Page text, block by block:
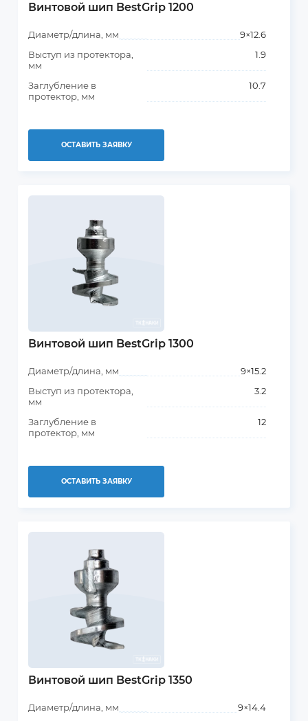
Винтовой шип BestGrip 1200
Диаметр/длина, мм
9×12.6
Выступ из протектора,
мм
1.9
Заглубление в
протектор, мм
10.7
ОСТАВИТЬ ЗАЯВКУ
Винтовой шип BestGrip 1300
Диаметр/длина, мм
9×15.2
Выступ из протектора,
мм
3.2
Заглубление в
протектор, мм
12
ОСТАВИТЬ ЗАЯВКУ
Винтовой шип BestGrip 1350
Диаметр/длина, мм
9×14.4